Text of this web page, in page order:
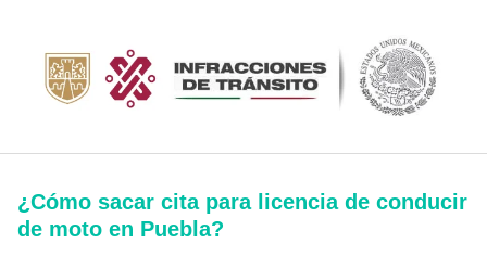
contenido
¿Cómo sacar cita para licencia de conducir
de moto en Puebla?